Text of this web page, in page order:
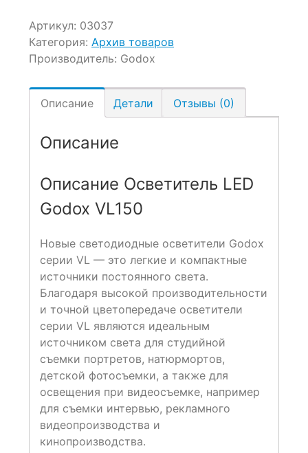
Артикул: 03037
Категория: Архив товаров
Производитель: Godox
Описание Детали Отзывы (0)
Описание
Описание Осветитель LED
Godox VL150
Новые светодиодные осветители Godox
серии VL — это легкие и компактные
источники постоянного света.
Благодаря высокой производительности
и точной цветопередаче осветители
серии VL являются идеальным
источником света для студийной
съемки портретов, натюрмортов,
детской фотосъемки, а также для
освещения при видеосъемке, например
для съемки интервью, рекламного
видеопроизводства и
кинопроизводства.